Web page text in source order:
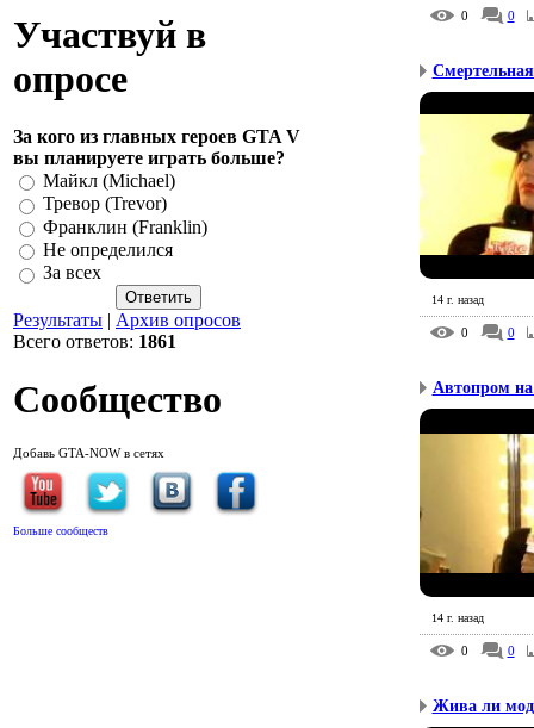
Участвуй в
опросе
За кого из главных героев GTA V
вы планируете играть больше?
Майкл (Michael)
Тревор (Trevor)
Франклин (Franklin)
Не определился
За всех
Результаты | Архив опросов
Всего ответов: 1861
Сообщество
Добавь GTA-NOW в сетях
Больше сообществ
0 0
14 г. назад
0 0
Автопром
14 г. назад
0 0
Жива ли